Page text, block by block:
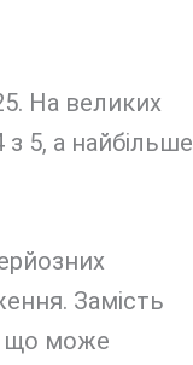
На великих
5, а найбільше
Замість
що може